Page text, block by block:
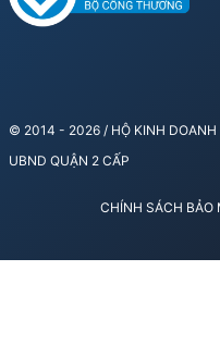
© 2014 - 2026 / HỘ KINH
UBND QUẬN 2 CẤP
CHÍNH SÁCH BẢO